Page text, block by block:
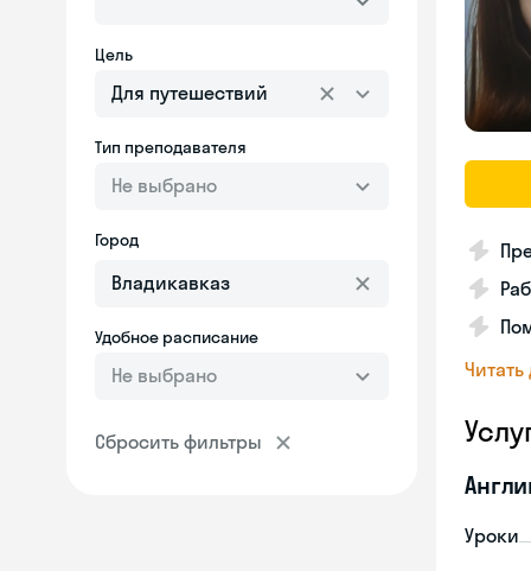
Цель
Для путешествий
Тип преподавателя
Не выбрано
Город
Удобное расписание
Не выбрано
Сбросить фильтры
Уроки